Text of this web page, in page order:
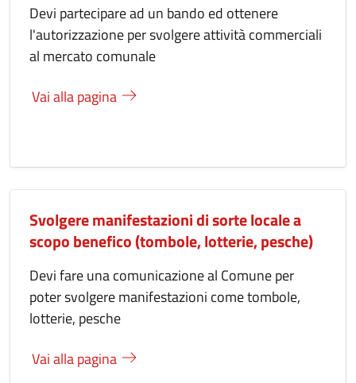
Devi partecipare ad un bando ed ottenere
l'autorizzazione per svolgere attività commerciali
al mercato comunale
Vai alla pagina
Svolgere manifestazioni di sorte locale a
scopo benefico (tombole, lotterie, pesche)
Devi fare una comunicazione al Comune per
poter svolgere manifestazioni come tombole,
lotterie, pesche
Vai alla pagina